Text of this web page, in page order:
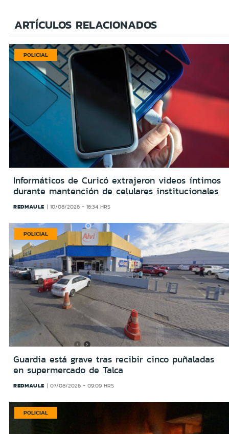
ARTÍCULOS RELACIONADOS
POLICIAL
Informáticos de Curicó extrajeron videos íntimos
durante mantención de celulares institucionales
REDMAULE 10/08/2026 - 16:34 HRS
POLICIAL
Guardia está grave tras recibir cinco puñaladas
en supermercado de Talca
REDMAULE 07/08/2026 - 09:09 HRS
POLICIAL